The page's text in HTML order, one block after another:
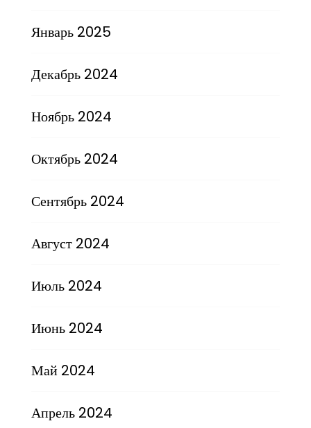
Январь 2025
Декабрь 2024
Ноябрь 2024
Октябрь 2024
Сентябрь 2024
Август 2024
Июль 2024
Июнь 2024
Май 2024
Апрель 2024